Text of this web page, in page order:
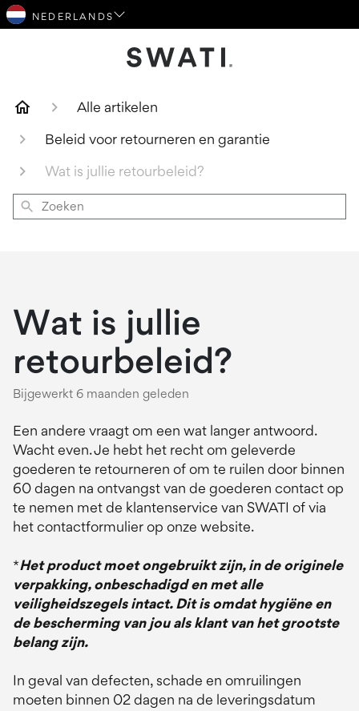
Alle artikelen
Beleid voor retourneren en garantie
Wat is jullie retourbeleid?
Zoeken
Wat is jullie
retourbeleid?
Bijgewerkt 6 maanden geleden
Een andere vraagt om een wat langer antwoord.
Wacht even. Je hebt het recht om geleverde
goederen te retourneren of om te ruilen door binnen
60 dagen na ontvangst van de goederen contact op
te nemen met de klantenservice van SWATI of via
het contactformulier op onze website.
*Het product moet ongebruikt zijn, in de originele
verpakking, onbeschadigd en met alle
veiligheidszegels intact. Dit is omdat hygiëne en
de bescherming van jou als klant van het grootste
belang zijn.
In geval van defecten, schade en omruilingen
moeten binnen 02 dagen na de leveringsdatum